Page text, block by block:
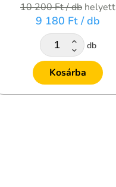
10 200 Ft/ db helyett
9 180 Ft / db
db
Kosárba